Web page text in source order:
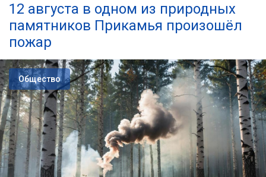
12 августа в одном из природных
памятников Прикамья произошёл
пожар
Общество